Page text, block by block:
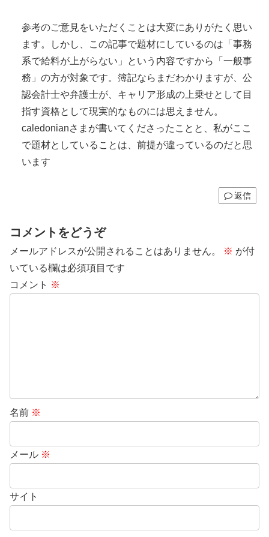
参考のご意見をいただくことは大変にありがたく思い
ます。しかし、この記事で題材にしているのは「事務
系で給料が上がらない」という内容ですから「一般事
務」の方が対象です。簿記ならまだわかりますが、公
認会計士や弁護士が、キャリア形成の上乗せとして目
指す資格として現実的なものには思えません。
caledonianさまが書いてくださったことと、私がここ
で題材としていることは、前提が違っているのだと思
います
返信
コメントをどうぞ
メールアドレスが公開されることはありません。 ※ が付
いている欄は必須項目です
コメント ※
名前 ※
メール ※
サイト